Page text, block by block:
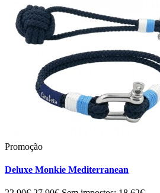
Promoção
Deluxe Monkie Mediterranean